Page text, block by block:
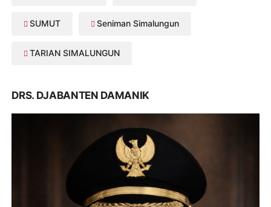
SUMUT Seniman Simalungun
TARIAN SIMALUNGUN
DRS. DJABANTEN DAMANIK